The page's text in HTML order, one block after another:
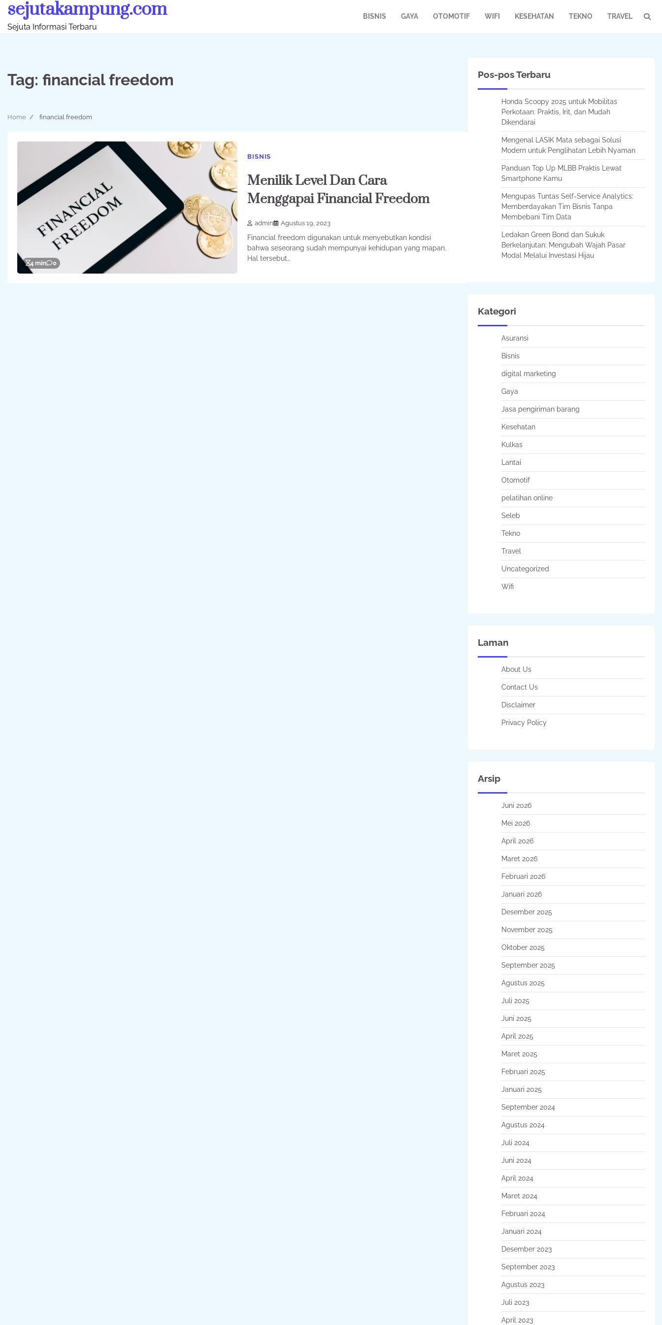
Skip
content
sejutakampung.com
Sejuta Informasi Terbaru
BISNIS GAYA OTOMOTIF WIFI KESEHATAN TEKNO TRAVEL
Tag: financial freedom
Home financial freedom
4 min 0
BISNIS
Menilik Level Dan Cara
Menggapai Financial Freedom
admin Agustus 19, 2023
Financial freedom digunakan untuk menyebutkan kondisi
bahwa seseorang sudah mempunyai kehidupan yang mapan.
Hal tersebut…
Pos-pos Terbaru
Honda Scoopy 2025 untuk Mobilitas
Perkotaan: Praktis, Irit, dan Mudah
Dikendarai
Mengenal LASIK Mata sebagai Solusi
Modern untuk Penglihatan Lebih Nyaman
Panduan Top Up MLBB Praktis Lewat
Smartphone Kamu
Mengupas Tuntas Self-Service Analytics:
Memberdayakan Tim Bisnis Tanpa
Membebani Tim Data
Ledakan Green Bond dan Sukuk
Berkelanjutan: Mengubah Wajah Pasar
Modal Melalui Investasi Hijau
Kategori
Asuransi
Bisnis
digital marketing
Gaya
Jasa pengiriman barang
Kesehatan
Kulkas
Lantai
Otomotif
pelatihan online
Seleb
Tekno
Travel
Uncategorized
Wifi
Laman
About Us
Contact Us
Disclaimer
Privacy Policy
Arsip
Juni 2026
Mei 2026
April 2026
Maret 2026
Februari 2026
Januari 2026
Desember 2025
November 2025
Oktober 2025
September 2025
Agustus 2025
Juli 2025
Juni 2025
April 2025
Maret 2025
Februari 2025
Januari 2025
September 2024
Agustus 2024
Juli 2024
Juni 2024
April 2024
Maret 2024
Februari 2024
Januari 2024
Desember 2023
September 2023
Agustus 2023
Juli 2023
April 2023